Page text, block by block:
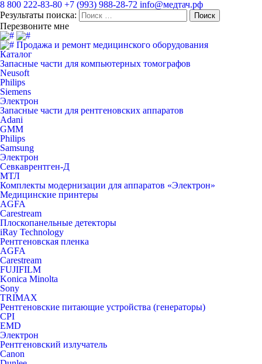
8 800 222-83-80 +7 (993) 988-28-72 info@медтач.рф
Результаты поиска:
Перезвоните мне
Продажа и ремонт медицинского оборудования
Каталог
Запасные части для компьютерных томографов
Neusoft
Philips
Siemens
Электрон
Запасные части для рентгеновских аппаратов
Adani
GMM
Philips
Samsung
Электрон
Севкаврентген-Д
МТЛ
Комплекты модернизации для аппаратов «Электрон»
Медицинские принтеры
AGFA
Carestream
Плоскопанельные детекторы
iRay Technology
Рентгеновская пленка
AGFA
Carestream
FUJIFILM
Konica Minolta
Sony
TRIMAX
Рентгеновские питающие устройства (генераторы)
CPI
EMD
Электрон
Рентгеновский излучатель
Canon